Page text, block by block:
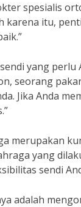
spesialis
karena itu,
yang
seorang
Jika Anda
merupakan
yang
sendi
adalah